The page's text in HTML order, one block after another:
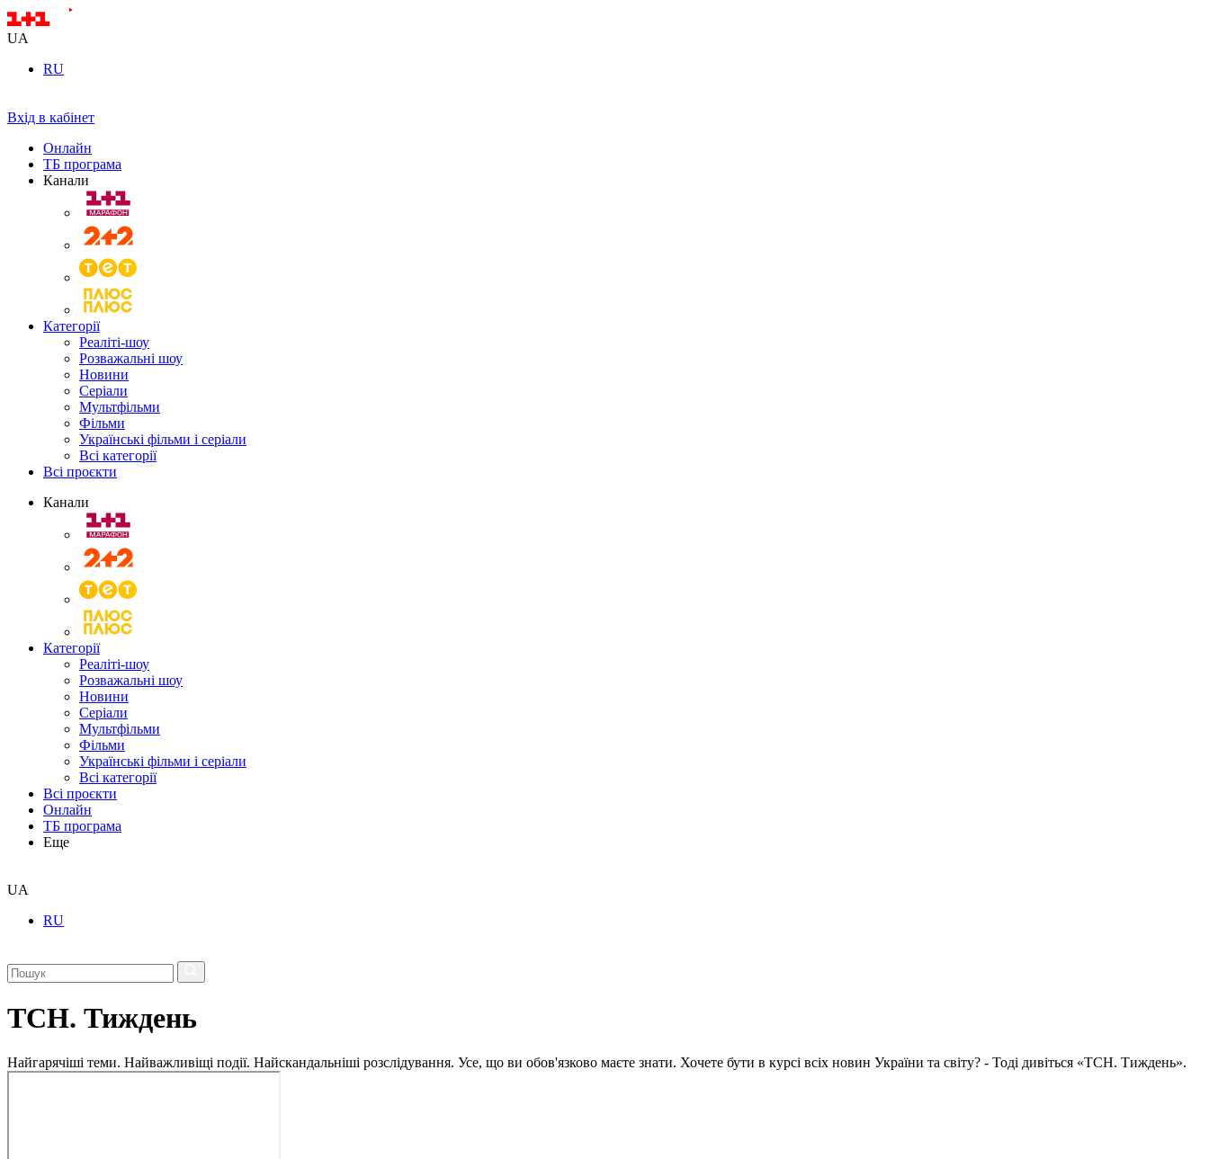
UA
RU
Вхід в кабінет
Онлайн
ТБ програма
Канали
Категорії
Реаліті-шоу
Розважальні шоу
Новини
Серіали
Мультфільми
Фільми
Українські фільми і серіали
Всі категорії
Всі проєкти
Канали
Категорії
Реаліті-шоу
Розважальні шоу
Новини
Серіали
Мультфільми
Фільми
Українські фільми і серіали
Всі категорії
Всі проєкти
Онлайн
ТБ програма
Еще
UA
RU
ТСН. Тиждень
Найгарячіші теми. Найважливіщі події. Найскандальніші розслідування. Усе, що ви обов'язково маєте знати. Хочете бути в курсі всіх новин України та світу? - Тоді дивіться «ТСН. Тиждень».